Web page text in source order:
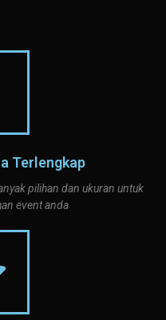
Terlengkap
pilihan dan ukuran untuk
event anda